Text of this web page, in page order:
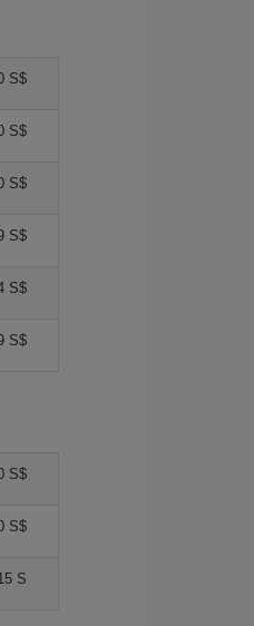
S$
S$
S$
S$
S$
S$
S$
S$
S